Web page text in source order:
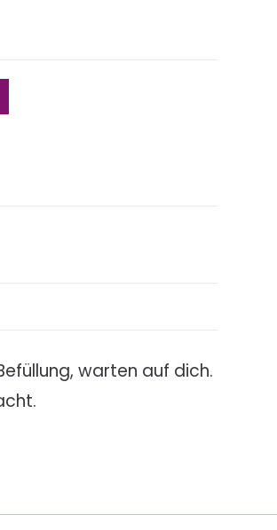
warten auf dich.